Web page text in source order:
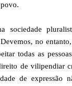
sociedade
no
todas as
de vilipendiar
de expressão